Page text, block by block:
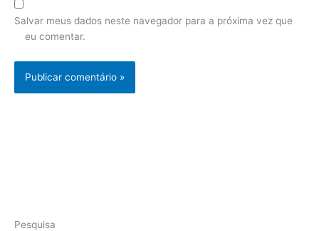
Pesquisa
Salvar meus dados neste navegador para a próxima vez que
eu comentar.